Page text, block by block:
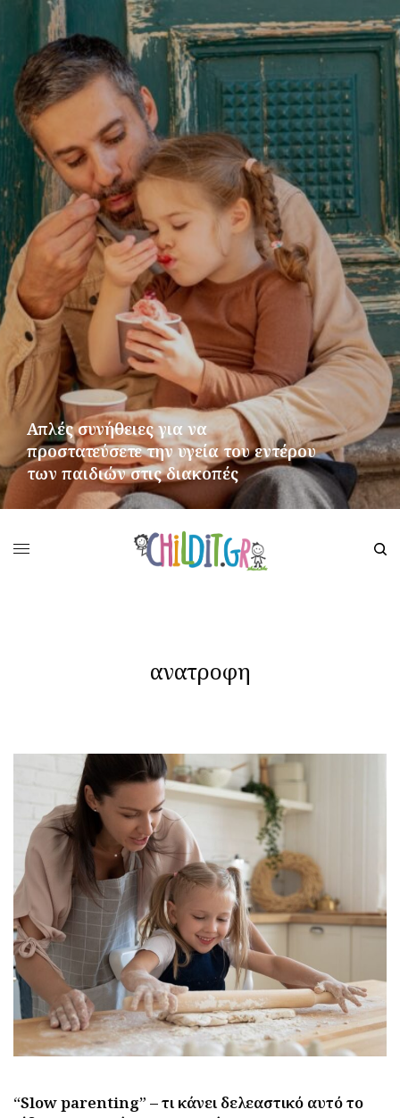
Απλές συνήθειες για να
προστατεύσετε την υγεία του εντέρου
των παιδιών στις διακοπές
ανατροφη
“Slow parenting” – τι κάνει δελεαστικό αυτό το